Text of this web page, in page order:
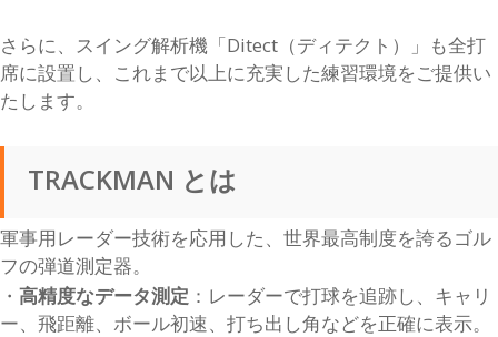
さらに、スイング解析機「Ditect（ディテクト）」も全打
席に設置し、これまで以上に充実した練習環境をご提供い
たします。
TRACKMAN とは
軍事用レーダー技術を応用した、世界最高制度を誇るゴル
フの弾道測定器。
・ 高精度なデータ測定 ：レーダーで打球を追跡し、キャリ
ー、飛距離、ボール初速、打ち出し角などを正確に表示。